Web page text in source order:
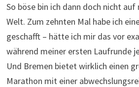
So böse bin ich dann doch nicht
Welt. Zum zehnten Mal habe ich
geschafft – hätte ich mir das vor
während meiner ersten Laufrunde
Und Bremen bietet wirklich einen
Marathon mit einer